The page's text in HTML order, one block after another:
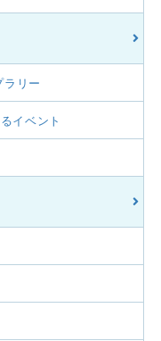
ラリー
イベント